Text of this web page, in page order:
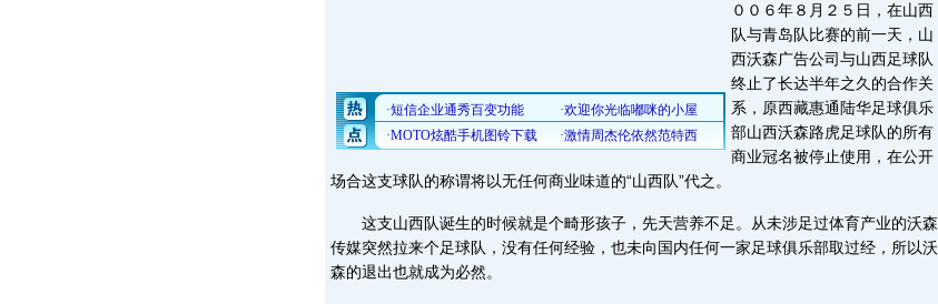
００６年８月２５日，在山西
队与青岛队比赛的前一天，山
西沃森广告公司与山西足球队
终止了长达半年之久的合作关
系，原西藏惠通陆华足球俱乐
部山西沃森路虎足球队的所有
商业冠名被停止使用，在公开
场合这支球队的称谓将以无任何商业味道的“山西队”代之。
这支山西队诞生的时候就是个畸形孩子，先天营养不足。从未涉足过体育产业的沃森
传媒突然拉来个足球队，没有任何经验，也未向国内任何一家足球俱乐部取过经，所以沃
森的退出也就成为必然。